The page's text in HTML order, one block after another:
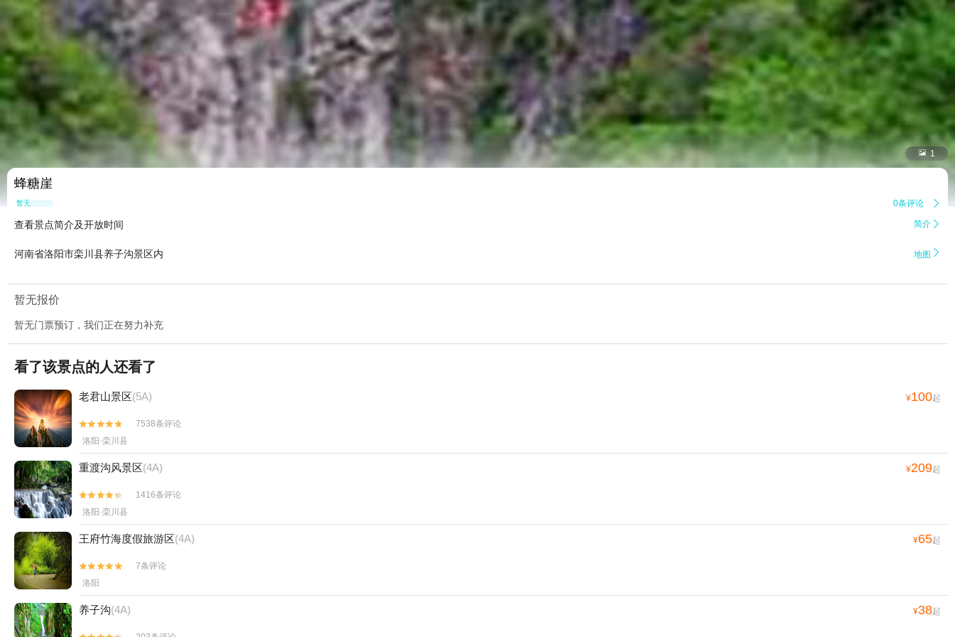
 1
蜂糖崖
暂无点评 0条评论 
查看景点简介及开放时间 简介 
河南省洛阳市栾川县养子沟景区内 地图 
暂无报价
暂无门票预订，我们正在努力补充
看了该景点的人还看了
老君山景区(5A) ¥100起


7538条评论
洛阳·栾川县
重渡沟风景区(4A) ¥209起


1416条评论
洛阳·栾川县
王府竹海度假旅游区(4A) ¥65起


7条评论
洛阳
养子沟(4A) ¥38起